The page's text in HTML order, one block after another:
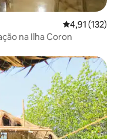
Classificação
4,91 (132)
na Ilha Coron